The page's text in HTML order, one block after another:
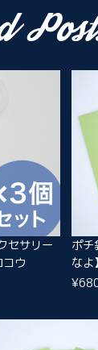
セサリー
ウ
ポチ
な